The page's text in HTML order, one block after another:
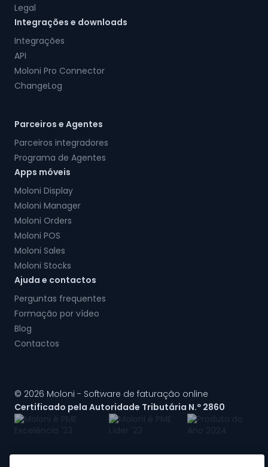
Legal
Integrações e downloads
Integrações
API
Moloni Pro Connector
ChangeLog
Parceiros e Agentes
Parceiros integradores
Programa de Agentes
Apps móveis
Moloni Display
Moloni Manager
Moloni Orders
Moloni POS
Moloni Sales
Moloni Stocks
Ajuda e contactos
Perguntas frequentes
Formação por vídeo
Blog
Contactos
© 2026 Moloni - Software de faturação online
Certificado pela Autoridade Tributária N.º 2860